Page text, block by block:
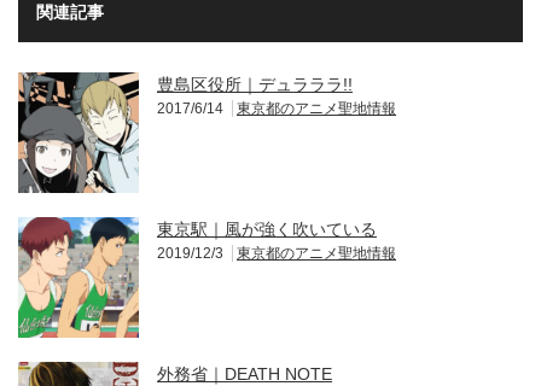
関連記事
豊島区役所｜デュラララ!!
2017/6/14 東京都のアニメ聖地情報
東京駅｜風が強く吹いている
2019/12/3 東京都のアニメ聖地情報
外務省｜DEATH NOTE